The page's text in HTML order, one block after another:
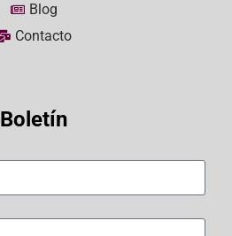
Blog
Contacto
Boletín